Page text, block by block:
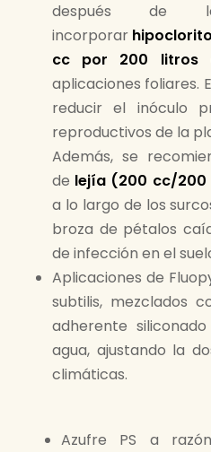
después de
incorporar
cc por 200 litros
aplicaciones foliares.
reducir el inóculo
reproductivos de la
Además, se
de lejía (200 cc/200
a lo largo de los
broza de pétalos
de infección en el
Aplicaciones de
subtilis, mezclados
adherente
agua, ajustando la
climáticas.
Azufre PS a